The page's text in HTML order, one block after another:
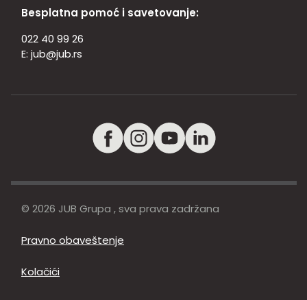
Besplatna pomoć i savetovanje:
022 40 99 26
E: jub@jub.rs
© 2026 JUB Grupa , sva prava zadržana
Pravno obaveštenje
Kolačići